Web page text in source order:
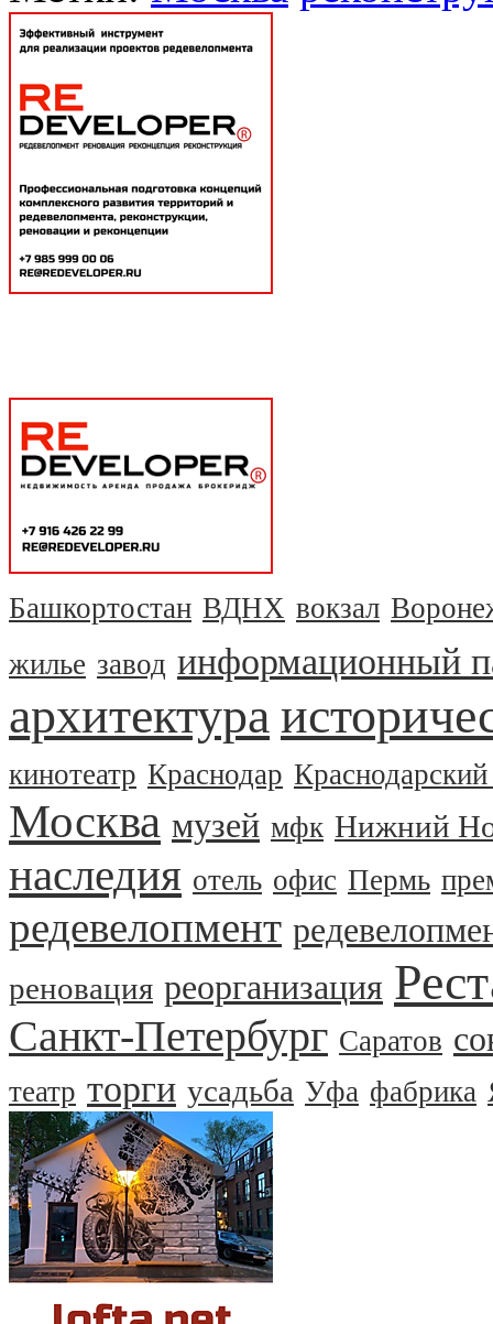
Башкортостан ВДНХ вокзал
жилье завод информационный
архитектура
кинотеатр Краснодар
Москва музей мфк Нижний
наследия отель офис Пермь
редевелопмент
реновация реорганизация
Санкт-Петербург Саратов
театр торги усадьба Уфа фабрика